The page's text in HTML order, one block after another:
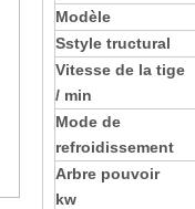
Modèle
Sstyle tructural
Vitesse de la tige
/ min
Mode de
refroidissement
Arbre pouvoir
kw